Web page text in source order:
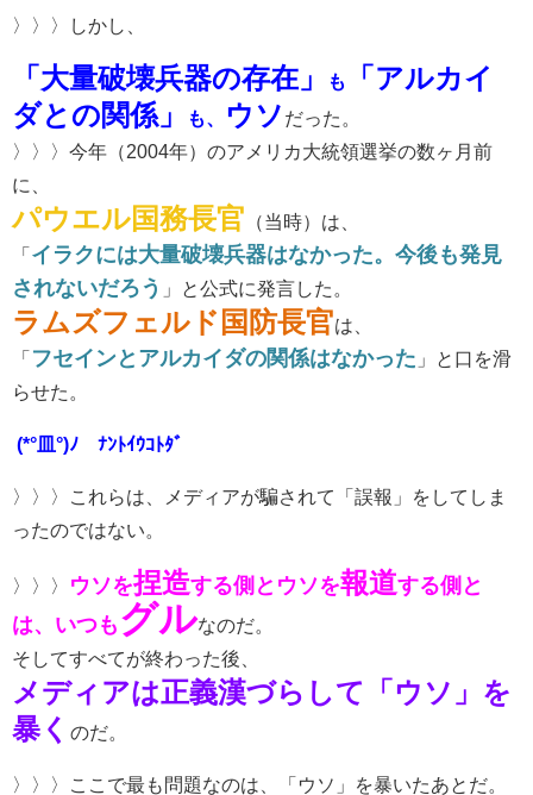
〉〉〉しかし、
「大量破壊兵器の存在」 も
「アルカイ
ダとの関係」
も、 ウソ だった。
〉〉〉今年（2004年）のアメリカ大統領選挙の数ヶ月前
に、
パウエル国務長官 （当時）は、
「 イラクには大量破壊兵器はなかった。今後も発見
されないだろう
」と公式に発言した。
ラムズフェルド国防長官は、
「 フセインとアルカイダの関係はなかった 」と口を滑
らせた。
(*°皿°)ﾉ ﾅﾝﾄｲｳｺﾄﾀﾞ
〉〉〉これらは、メディアが騙されて「誤報」をしてしま
ったのではない。
〉〉〉 ウソを捏造する側とウソを報道する側と
は、いつも グルなのだ。
そしてすべてが終わった後、
メディアは正義漢づらして「ウソ」を
暴く のだ。
〉〉〉ここで最も問題なのは、「ウソ」を暴いたあとだ。